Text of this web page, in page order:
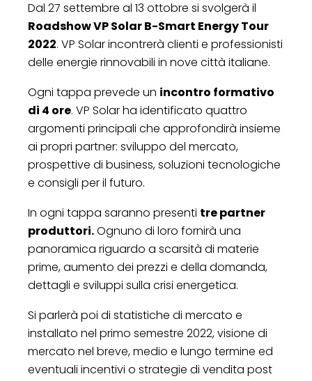
Dal 27 settembre al 13 ottobre si svolgerà il
Roadshow VP Solar B-Smart Energy Tour
2022. VP Solar incontrerà clienti e professionisti
delle energie rinnovabili in nove città italiane.
Ogni tappa prevede un incontro formativo
di 4 ore. VP Solar ha identificato quattro
argomenti principali che approfondirà insieme
ai propri partner: sviluppo del mercato,
prospettive di business, soluzioni tecnologiche
e consigli per il futuro.
In ogni tappa saranno presenti tre partner
produttori.Ognuno di loro fornirà una
panoramica riguardo a scarsità di materie
prime, aumento dei prezzi e della domanda,
dettagli e sviluppi sulla crisi energetica.
Si parlerà poi di statistiche di mercato e
installato nel primo semestre 2022, visione di
mercato nel breve, medio e lungo termine ed
eventuali incentivi o strategie di vendita post